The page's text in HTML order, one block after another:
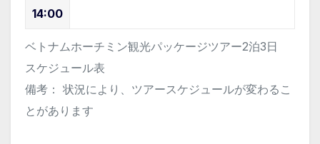
ベトナムホーチミン観光パッケージツアー2泊3日
スケジュール表
備考： 状況により、ツアースケジュールが変わるこ
とがあります
14:00